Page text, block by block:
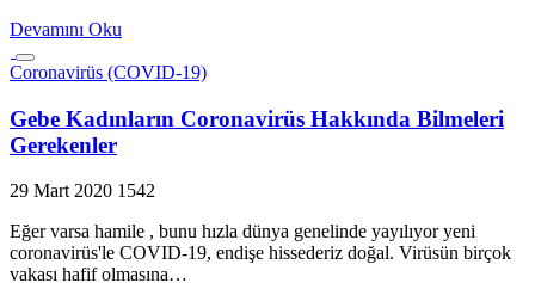
Devamını Oku
Coronavirüs (COVID-19)
Gebe Kadınların Coronavirüs Hakkında Bilmeleri
Gerekenler
29 Mart 2020 1542
Eğer varsa hamile , bunu hızla dünya genelinde yayılıyor yeni
coronavirüs'le COVID-19, endişe hissederiz doğal. Virüsün birçok
vakası hafif olmasına…